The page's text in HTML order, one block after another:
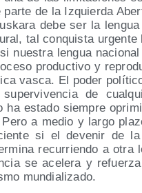
par­te de la Izquier­da
debe ser la
tal con­quis­ta urgen­te
nues­tra len­gua
pro­duc­ti­vo y
vas­ca. El poder
de
ha esta­do siem­pre
a medio y lar­go
si el deve­nir de la
recu­rrien­do a otra
se ace­le­ra y
mundializado.